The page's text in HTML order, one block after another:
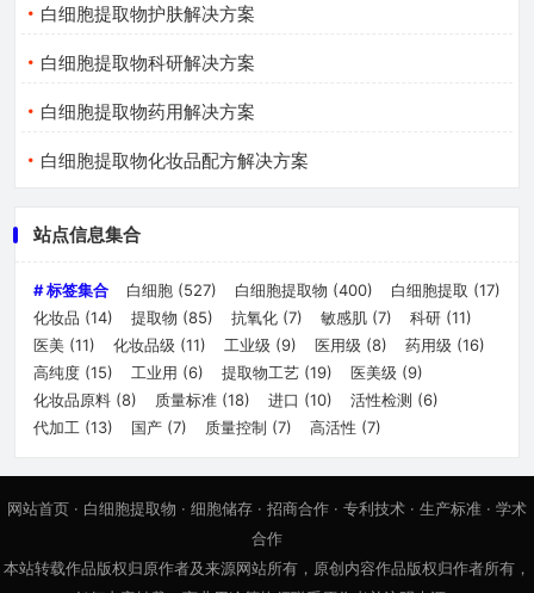
白细胞提取物护肤解决方案
白细胞提取物科研解决方案
白细胞提取物药用解决方案
白细胞提取物化妆品配方解决方案
站点信息集合
# 标签集合 白细胞 (527) 白细胞提取物 (400) 白细胞提取 (17)
化妆品 (14) 提取物 (85) 抗氧化 (7) 敏感肌 (7) 科研 (11)
医美 (11) 化妆品级 (11) 工业级 (9) 医用级 (8) 药用级 (16)
高纯度 (15) 工业用 (6) 提取物工艺 (19) 医美级 (9)
化妆品原料 (8) 质量标准 (18) 进口 (10) 活性检测 (6)
代加工 (13) 国产 (7) 质量控制 (7) 高活性 (7)
网站首页 · 白细胞提取物 · 细胞储存 · 招商合作 · 专利技术 · 生产标准 · 学术
合作
本站转载作品版权归原作者及来源网站所有，原创内容作品版权归作者所有，